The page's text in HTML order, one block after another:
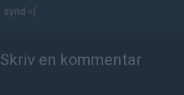
synd =(
Skriv en kommentar